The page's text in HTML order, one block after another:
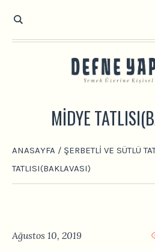
MIDYE
ANASAYFA / ŞERBETLI VE SÜTLÜ
TATLISI(BAKLAVASI)
Ağustos 10, 2019